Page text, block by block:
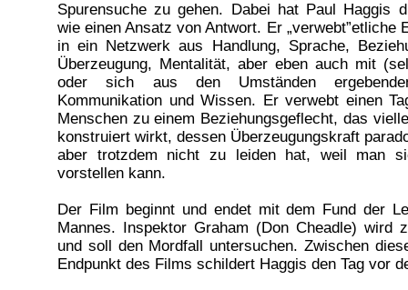
Spurensuche zu gehen. Dabei hat Paul Haggis
wie einen Ansatz von Antwort. Er „verwebt”etliche
in ein Netzwerk aus Handlung, Sprache,
Überzeugung, Mentalität, aber eben auch mit
oder sich aus den Umständen
Kommunikation und Wissen. Er verwebt einen
Menschen zu einem Beziehungsgeflecht, das
konstruiert wirkt, dessen Überzeugungskraft
aber trotzdem nicht zu leiden hat, weil man
vorstellen kann.
Der Film beginnt und endet mit dem Fund der
Mannes. Inspektor Graham (Don Cheadle) wird
und soll den Mordfall untersuchen. Zwischen
Endpunkt des Films schildert Haggis den Tag vor